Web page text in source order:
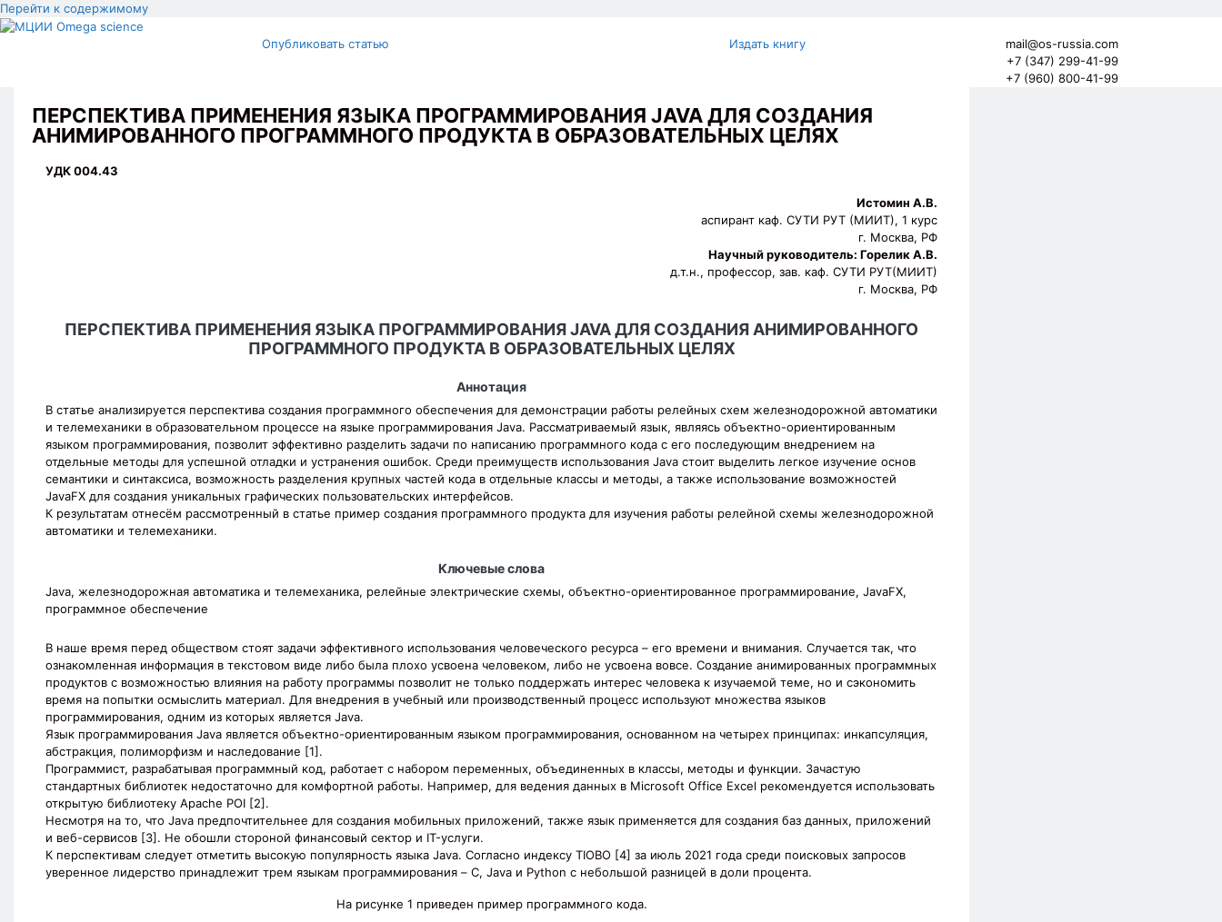
Перейти к содержимому
Опубликовать статью Издать книгу
mail@os-russia.com
+7 (347) 299-41-99
+7 (960) 800-41-99
ПЕРСПЕКТИВА ПРИМЕНЕНИЯ ЯЗЫКА ПРОГРАММИРОВАНИЯ JAVA ДЛЯ СОЗДАНИЯ
АНИМИРОВАННОГО ПРОГРАММНОГО ПРОДУКТА В ОБРАЗОВАТЕЛЬНЫХ ЦЕЛЯХ
УДК 004.43
Истомин А.В.
аспирант каф. СУТИ РУТ (МИИТ), 1 курс
г. Москва, РФ
Научный руководитель: Горелик А.В.
д.т.н., профессор, зав. каф. СУТИ РУТ(МИИТ)
г. Москва, РФ
ПЕРСПЕКТИВА ПРИМЕНЕНИЯ ЯЗЫКА ПРОГРАММИРОВАНИЯ JAVA ДЛЯ СОЗДАНИЯ АНИМИРОВАННОГО
ПРОГРАММНОГО ПРОДУКТА В ОБРАЗОВАТЕЛЬНЫХ ЦЕЛЯХ
Аннотация
В статье анализируется перспектива создания программного обеспечения для демонстрации работы релейных схем железнодорожной автоматики
и телемеханики в образовательном процессе на языке программирования Java. Рассматриваемый язык, являясь объектно-ориентированным
языком программирования, позволит эффективно разделить задачи по написанию программного кода с его последующим внедрением на
отдельные методы для успешной отладки и устранения ошибок. Среди преимуществ использования Java стоит выделить легкое изучение основ
семантики и синтаксиса, возможность разделения крупных частей кода в отдельные классы и методы, а также использование возможностей
JavaFX для создания уникальных графических пользовательских интерфейсов.
К результатам отнесём рассмотренный в статье пример создания программного продукта для изучения работы релейной схемы железнодорожной
автоматики и телемеханики.
Ключевые слова
Java, железнодорожная автоматика и телемеханика, релейные электрические схемы, объектно-ориентированное программирование, JavaFX,
программное обеспечение
В наше время перед обществом стоят задачи эффективного использования человеческого ресурса – его времени и внимания. Случается так, что
ознакомленная информация в текстовом виде либо была плохо усвоена человеком, либо не усвоена вовсе. Создание анимированных программных
продуктов с возможностью влияния на работу программы позволит не только поддержать интерес человека к изучаемой теме, но и сэкономить
время на попытки осмыслить материал. Для внедрения в учебный или производственный процесс используют множества языков
программирования, одним из которых является Java.
Язык программирования Java является объектно-ориентированным языком программирования, основанном на четырех принципах: инкапсуляция,
абстракция, полиморфизм и наследование [1].
Программист, разрабатывая программный код, работает с набором переменных, объединенных в классы, методы и функции. Зачастую
стандартных библиотек недостаточно для комфортной работы. Например, для ведения данных в Microsoft Office Excel рекомендуется использовать
открытую библиотеку Apache POI [2].
Несмотря на то, что Java предпочтительнее для создания мобильных приложений, также язык применяется для создания баз данных, приложений
и веб-сервисов [3]. Не обошли стороной финансовый сектор и IT-услуги.
К перспективам следует отметить высокую популярность языка Java. Согласно индексу TIOBO [4] за июль 2021 года среди поисковых запросов
уверенное лидерство принадлежит трем языкам программирования – C, Java и Python с небольшой разницей в доли процента.
На рисунке 1 приведен пример программного кода.